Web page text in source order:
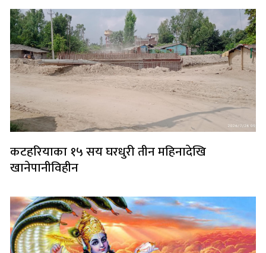
कटहरियाका १५ सय घरधुरी तीन महिनादेखि
खानेपानीविहीन